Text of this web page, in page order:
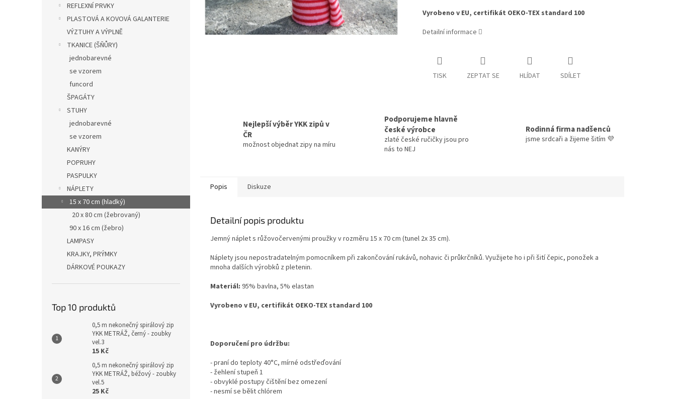
REFLEXNÍ PRVKY
PLASTOVÁ A KOVOVÁ GALANTERIE
VÝZTUHY A VÝPLNĚ
TKANICE (ŠŇŮRY)
jednobarevné
se vzorem
funcord
ŠPAGÁTY
STUHY
jednobarevné
se vzorem
KANÝRY
POPRUHY
PASPULKY
NÁPLETY
15 x 70 cm (hladký)
20 x 80 cm (žebrovaný)
90 x 16 cm (žebro)
LAMPASY
KRAJKY, PRÝMKY
DÁRKOVÉ POUKAZY
Top 10 produktů
0,5 m nekonečný spirálový zip
YKK METRÁŽ, černý - zoubky
vel.3
15 Kč
0,5 m nekonečný spirálový zip
YKK METRÁŽ, béžový - zoubky
vel.5
25 Kč
Vyrobeno v EU, certifikát OEKO-TEX standard 100
Detailní informace
TISK ZEPTAT SE HLÍDAT SDÍLET
Nejlepší výběr YKK zipů v
ČR
možnost objednat zipy na míru
Podporujeme hlavně
české výrobce
zlaté české ručičky jsou pro
nás to NEJ
Rodinná firma nadšenců
jsme srdcaři a žijeme šitím 💜
Popis Diskuze
Detailní popis produktu
Jemný náplet s růžovočervenými proužky v rozměru 15 x 70 cm (tunel 2x 35 cm).
Náplety jsou nepostradatelným pomocníkem při zakončování rukávů, nohavic či průkrčníků. Využijete ho i při šití čepic, ponožek a
mnoha dalších výrobků z pletenin.
Materiál: 95% bavlna, 5% elastan
Vyrobeno v EU, certifikát OEKO-TEX standard 100
Doporučení pro údržbu:
- praní do teploty 40°C, mírné odstřeďování
- žehlení stupeň 1
- obvyklé postupy čištění bez omezení
- nesmí se bělit chlórem